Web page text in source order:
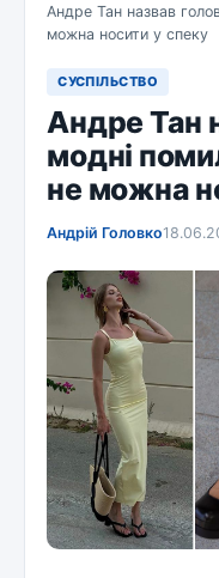
Андре Тан назвав
можна носити у спеку
СУСПІЛЬСТВО
Андре Тан
модні
не можна
Андрій Головко